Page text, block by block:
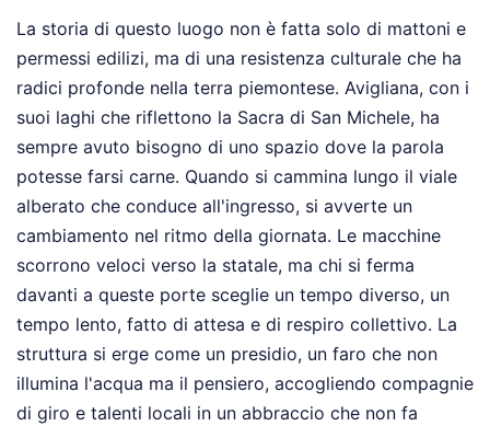
La storia di questo luogo non è fatta solo di mattoni e
permessi edilizi, ma di una resistenza culturale che ha
radici profonde nella terra piemontese. Avigliana, con i
suoi laghi che riflettono la Sacra di San Michele, ha
sempre avuto bisogno di uno spazio dove la parola
potesse farsi carne. Quando si cammina lungo il viale
alberato che conduce all'ingresso, si avverte un
cambiamento nel ritmo della giornata. Le macchine
scorrono veloci verso la statale, ma chi si ferma
davanti a queste porte sceglie un tempo diverso, un
tempo lento, fatto di attesa e di respiro collettivo. La
struttura si erge come un presidio, un faro che non
illumina l'acqua ma il pensiero, accogliendo compagnie
di giro e talenti locali in un abbraccio che non fa